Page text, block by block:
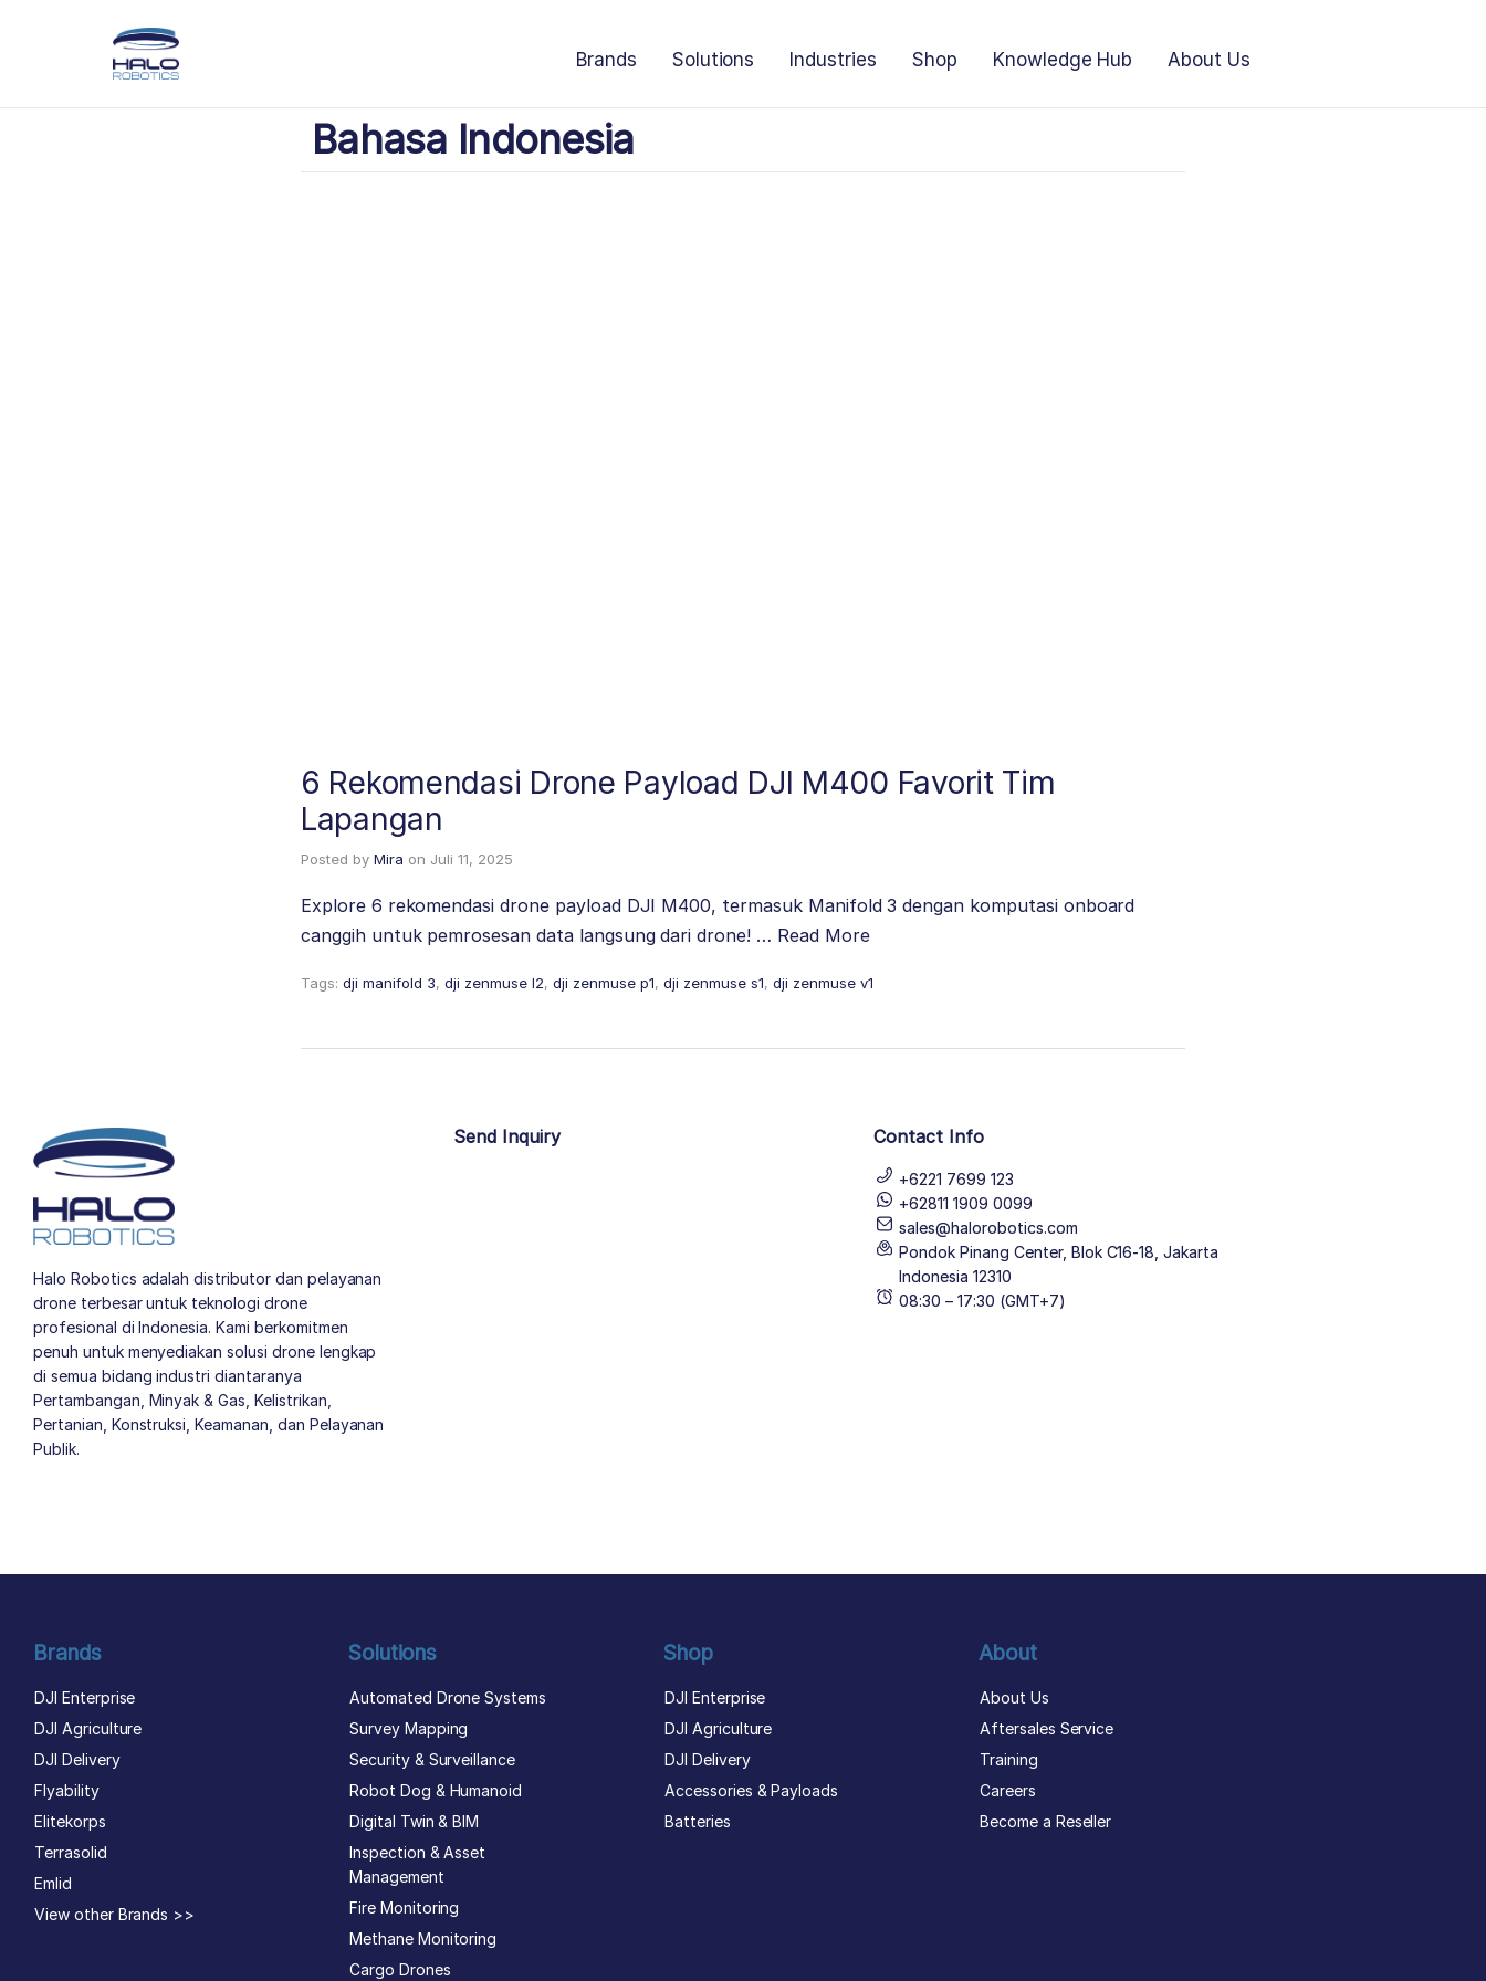
Brands Solutions Industries Shop Knowledge Hub About Us
Bahasa Indonesia
6 Rekomendasi Drone Payload DJI M400 Favorit Tim
Lapangan
Posted by Mira on Juli 11, 2025
Explore 6 rekomendasi drone payload DJI M400, termasuk Manifold 3 dengan komputasi onboard
canggih untuk pemrosesan data langsung dari drone! … Read More
Tags: dji manifold 3, dji zenmuse l2, dji zenmuse p1, dji zenmuse s1, dji zenmuse v1
Halo Robotics adalah distributor dan pelayanan
drone terbesar untuk teknologi drone
profesional di Indonesia. Kami berkomitmen
penuh untuk menyediakan solusi drone lengkap
di semua bidang industri diantaranya
Pertambangan, Minyak & Gas, Kelistrikan,
Pertanian, Konstruksi, Keamanan, dan Pelayanan
Publik.
Send Inquiry Contact Info
+6221 7699 123
+62811 1909 0099
sales@halorobotics.com
Pondok Pinang Center, Blok C16-18, Jakarta
Indonesia 12310
08:30 – 17:30 (GMT+7)
Brands
DJI Enterprise
DJI Agriculture
DJI Delivery
Flyability
Elitekorps
Terrasolid
Emlid
View other Brands >>
Solutions
Automated Drone Systems
Survey Mapping
Security & Surveillance
Robot Dog & Humanoid
Digital Twin & BIM
Inspection & Asset
Management
Fire Monitoring
Methane Monitoring
Cargo Drones
Shop
DJI Enterprise
DJI Agriculture
DJI Delivery
Accessories & Payloads
Batteries
About
About Us
Aftersales Service
Training
Careers
Become a Reseller